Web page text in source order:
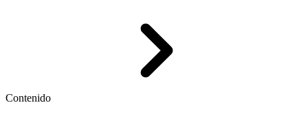
Contenido